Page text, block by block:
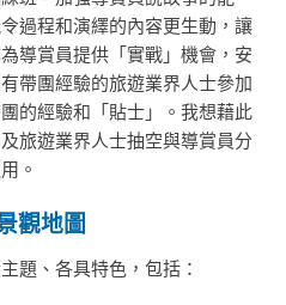
過程和演繹的內容更生動，讓
導賞員提供「實戰」機會，安
帶團經驗的旅遊業界人士參加
的經驗和「貼士」。我想藉此
旅遊業界人士抽空與導賞員分
。
觀地圖
題、各具特色，包括：